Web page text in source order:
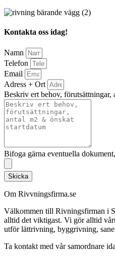
Kontakta oss idag!
Namn
Telefon
Email
Adress + Ort
Beskriv ert behov, förutsättningar,
Bifoga gärna eventuella
Skicka
Om Rivvningsfirma.se
Välkommen till Rivningsfirman i
alltid det viktigast. Vi gör alltid
utför lättrivning, byggrivning,
Ta kontakt med vår samordnare